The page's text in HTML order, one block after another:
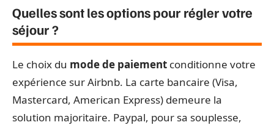
Quelles sont les options pour régler votre
séjour ?
Le choix du mode de paiement conditionne votre
expérience sur Airbnb. La carte bancaire (Visa,
Mastercard, American Express) demeure la
solution majoritaire. Paypal, pour sa souplesse,